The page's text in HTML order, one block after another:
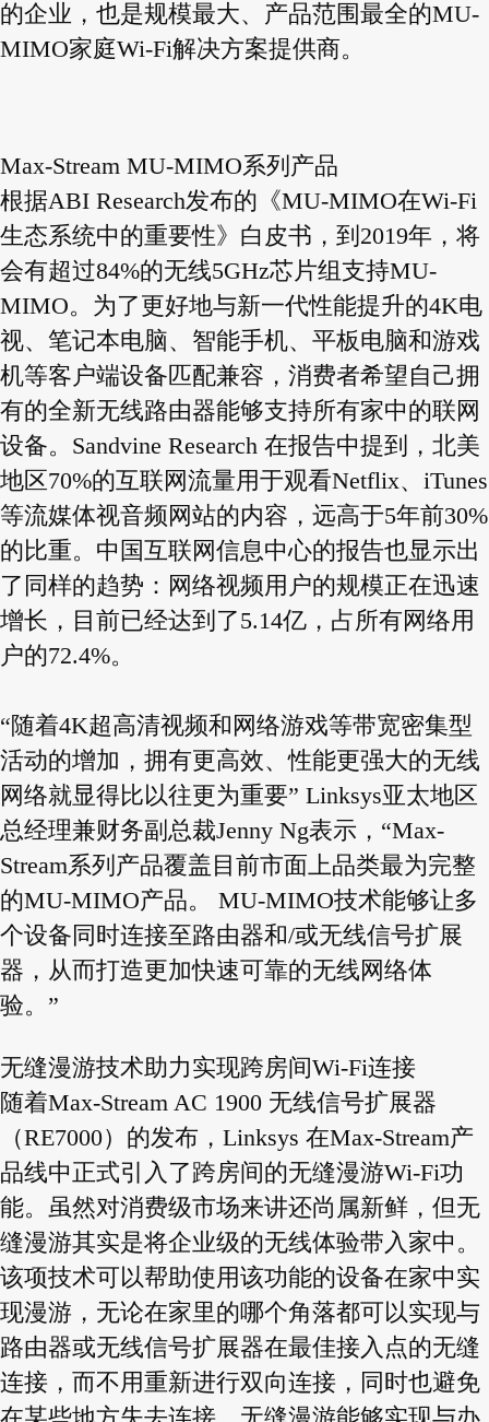
的企业，也是规模最大、产品范围最全的MU-
MIMO家庭Wi-Fi解决方案提供商。
Max-Stream MU-MIMO系列产品
根据ABI Research发布的《MU-MIMO在Wi-Fi
生态系统中的重要性》白皮书，到2019年，将
会有超过84%的无线5GHz芯片组支持MU-
MIMO。为了更好地与新一代性能提升的4K电
视、笔记本电脑、智能手机、平板电脑和游戏
机等客户端设备匹配兼容，消费者希望自己拥
有的全新无线路由器能够支持所有家中的联网
设备。Sandvine Research 在报告中提到，北美
地区70%的互联网流量用于观看Netflix、iTunes
等流媒体视音频网站的内容，远高于5年前30%
的比重。中国互联网信息中心的报告也显示出
了同样的趋势：网络视频用户的规模正在迅速
增长，目前已经达到了5.14亿，占所有网络用
户的72.4%。
“随着4K超高清视频和网络游戏等带宽密集型
活动的增加，拥有更高效、性能更强大的无线
网络就显得比以往更为重要” Linksys亚太地区
总经理兼财务副总裁Jenny Ng表示，“Max-
Stream系列产品覆盖目前市面上品类最为完整
的MU-MIMO产品。 MU-MIMO技术能够让多
个设备同时连接至路由器和/或无线信号扩展
器，从而打造更加快速可靠的无线网络体
验。”
无缝漫游技术助力实现跨房间Wi-Fi连接
随着Max-Stream AC 1900 无线信号扩展器
（RE7000）的发布，Linksys 在Max-Stream产
品线中正式引入了跨房间的无缝漫游Wi-Fi功
能。虽然对消费级市场来讲还尚属新鲜，但无
缝漫游其实是将企业级的无线体验带入家中。
该项技术可以帮助使用该功能的设备在家中实
现漫游，无论在家里的哪个角落都可以实现与
路由器或无线信号扩展器在最佳接入点的无缝
连接，而不用重新进行双向连接，同时也避免